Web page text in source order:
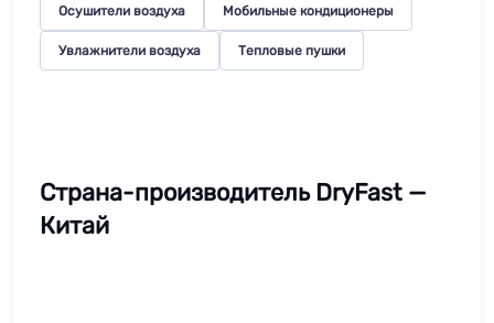
Осушители воздуха Мобильные кондиционеры
Увлажнители воздуха Тепловые пушки
Страна-производитель DryFast —
Китай